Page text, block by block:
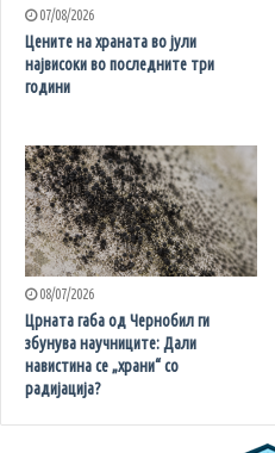
07/08/2026
Цените на храната во јули
највисоки во последните три
години
08/07/2026
Црната габа од Чернобил ги
збунува научниците: Дали
навистина се „храни“ со
радијација?